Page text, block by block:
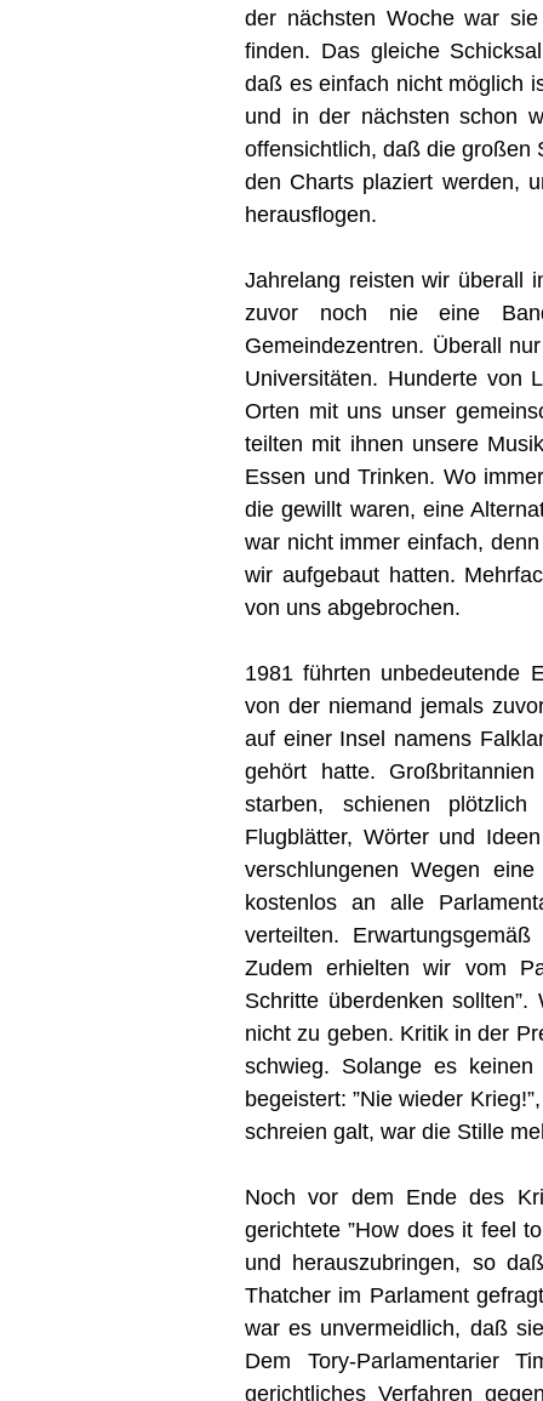
der nächsten Woche war
finden. Das gleiche
daß es einfach nicht möglich
und in der nächsten schon
offensichtlich, daß die großen
den Charts plaziert werden,
herausflogen.
Jahrelang reisten wir überall
zuvor noch nie eine
Gemeindezentren. Überall
Universitäten. Hunderte von
Orten mit uns unser
teilten mit ihnen unsere
Essen und Trinken. Wo
die gewillt waren, eine
war nicht immer einfach,
wir aufgebaut hatten.
von uns abgebrochen.
1981 führten unbedeutende
von der niemand jemals
auf einer Insel namens
gehört hatte.
starben, schienen
Flugblätter, Wörter und
verschlungenen Wegen
kostenlos an alle
verteilten.
Zudem erhielten wir vom
Schritte überdenken
nicht zu geben. Kritik in der
schwieg. Solange es
begeistert: ”Nie wieder
schreien galt, war die Stille
Noch vor dem Ende des
gerichtete ”How does it feel
und herauszubringen, so
Thatcher im Parlament
war es unvermeidlich, daß
Dem Tory-Parlamentarier
gerichtliches Verfahren